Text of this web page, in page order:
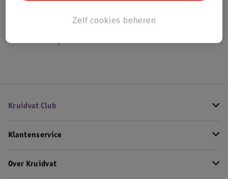
Alle Conditioner
Hoe controleren wij de reviews?
Kruidvat Club
Klantenservice
Over Kruidvat
Zelf cookies beheren